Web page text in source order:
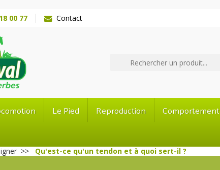
00 77 Contact
Le Pied Reproduction Comportement
Qu'est-ce qu'un tendon et à quoi sert-il ?